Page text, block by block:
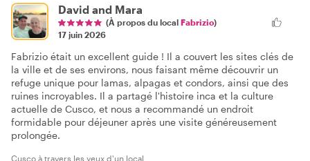
David and Mara
(À propos du local Fabrizio)
17 juin 2026
Fabrizio était un excellent guide ! Il a couvert les sites clés de
la ville et de ses environs, nous faisant même découvrir un
refuge unique pour lamas, alpagas et condors, ainsi que des
ruines incroyables. Il a partagé l'histoire inca et la culture
actuelle de Cusco, et nous a recommandé un endroit
formidable pour déjeuner après une visite généreusement
prolongée.
Cusco à travers les yeux d'un local